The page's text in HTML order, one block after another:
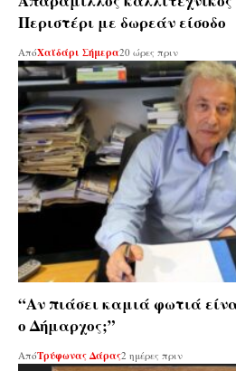
Περιστέρι με δωρεάν είσοδο
ΑπόΧαϊδάρι Σήμερα20 ώρες πριν
“Αν πιάσει καμιά φωτιά
ο Δήμαρχος;”
ΑπόΤρύφωνας Δάρας2 ημέρες πριν